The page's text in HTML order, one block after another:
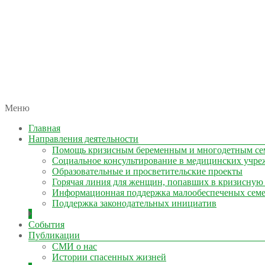
КОЛЫМА — ЗА ЖИЗНЬ
автономная некоммерческая организация
Меню
Главная
Направления деятельности
Помощь кризисным беременным и многодетным
Социальное консультирование в медицинских
Образовательные и просветительские проекты
Горячая линия для женщин, попавших в
Информационная поддержка малообеспеченых
Поддержка законодательных инициатив
События
Публикации
СМИ о нас
Истории спасенных жизней